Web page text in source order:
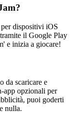
dispositivi iOS
il Google Play
e inizia a giocare!
da scaricare e
app opzionali per
puoi goderti
nulla.